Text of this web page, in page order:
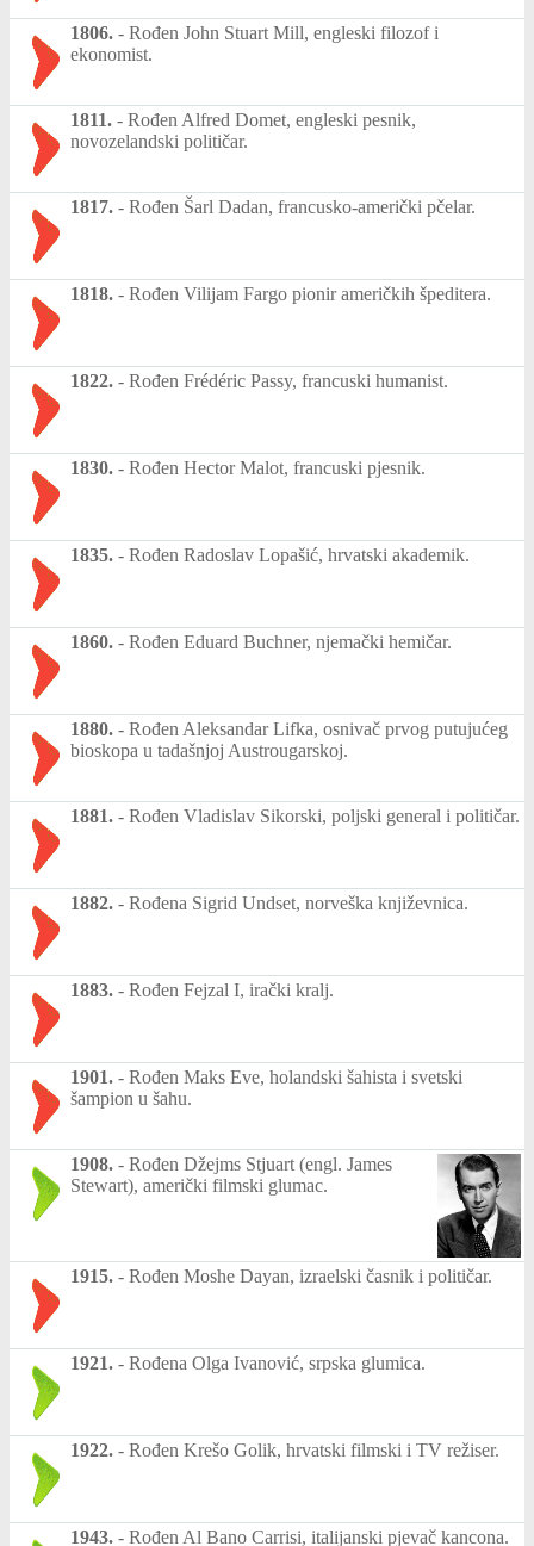
1806. - Rođen John Stuart Mill, engleski filozof i
ekonomist.
1811. - Rođen Alfred Domet, engleski pesnik,
novozelandski političar.
1817. - Rođen Šarl Dadan, francusko-američki pčelar.
1818. - Rođen Vilijam Fargo pionir američkih špeditera.
1822. - Rođen Frédéric Passy, francuski humanist.
1830. - Rođen Hector Malot, francuski pjesnik.
1835. - Rođen Radoslav Lopašić, hrvatski akademik.
1860. - Rođen Eduard Buchner, njemački hemičar.
1880. - Rođen Aleksandar Lifka, osnivač prvog putujućeg
bioskopa u tadašnjoj Austrougarskoj.
1881. - Rođen Vladislav Sikorski, poljski general i političar.
1882. - Rođena Sigrid Undset, norveška književnica.
1883. - Rođen Fejzal I, irački kralj.
1901. - Rođen Maks Eve, holandski šahista i svetski
šampion u šahu.
1908. - Rođen Džejms Stjuart (engl. James
Stewart), američki filmski glumac.
1915. - Rođen Moshe Dayan, izraelski časnik i političar.
1921. - Rođena Olga Ivanović, srpska glumica.
1922. - Rođen Krešo Golik, hrvatski filmski i TV režiser.
1943. - Rođen Al Bano Carrisi, italijanski pjevač kancona.